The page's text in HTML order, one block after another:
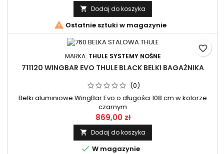
 Dodaj do koszyka
 Ostatnie sztuki w magazynie
MARKA: THULE SYSTEMY NOŚNE
711120 WINGBAR EVO THULE BLACK BELKI BAGAŻNIKA
(0)
Belki aluminiowe WingBar Evo o długości 108 cm w kolorze
czarnym
869,00 zł
 Dodaj do koszyka
 W magazynie
favorite_border